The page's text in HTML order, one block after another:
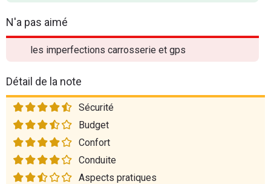
N'a pas aimé
les imperfections carrosserie et gps
Détail de la note
Sécurité
Budget
Confort
Conduite
Aspects pratiques